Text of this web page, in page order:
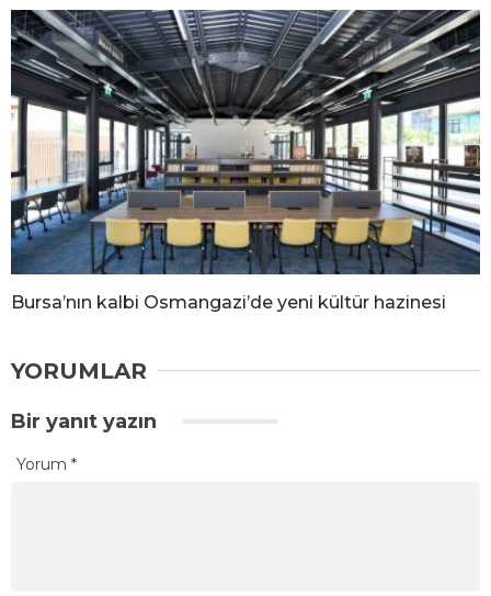
Bursa’nın kalbi Osmangazi’de yeni kültür hazinesi
YORUMLAR
Bir yanıt yazın
Yorum *